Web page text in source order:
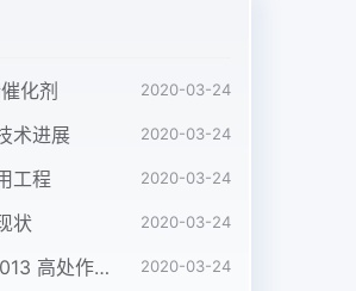
业大学在读硕士研究生悬浮沉积物
总第65期)张志娟:水刺法循环水处
水刺生产工艺过程中可能产生的物
上被拦截下来的纤维团、管壁物和粘
于天然纤维的长度不规整,主要含有
:含有一定的短绒和杂质,在实际生产
同时对这种油剂是以乳化方式喷洒
化剂 2020-03-24
术进展 2020-03-24
工程 2020-03-24
状 2020-03-24
JB/T 11699-2013 高处作业吊篮安装、拆卸、使用技术规程 2020-03-24